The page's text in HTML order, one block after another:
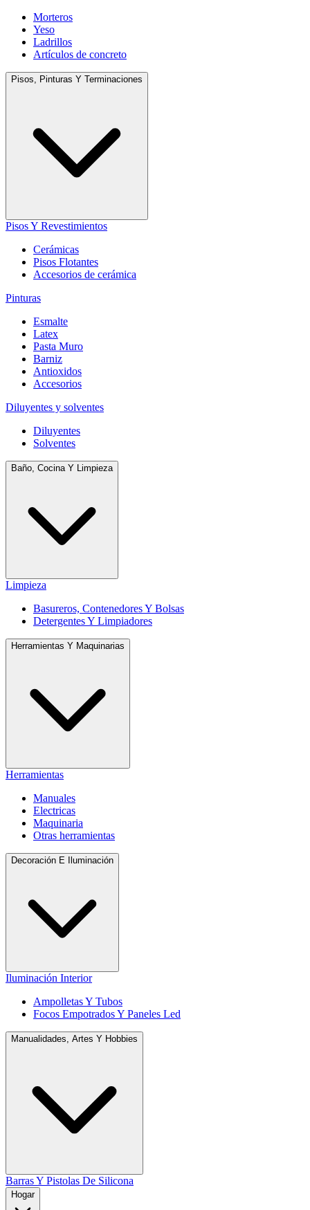
Morteros
Yeso
Ladrillos
Artículos de concreto
Pisos, Pinturas Y Terminaciones
Pisos Y Revestimientos
Cerámicas
Pisos Flotantes
Accesorios de cerámica
Pinturas
Esmalte
Latex
Pasta Muro
Barniz
Antioxidos
Accesorios
Diluyentes y solventes
Diluyentes
Solventes
Baño, Cocina Y Limpieza
Limpieza
Basureros, Contenedores Y Bolsas
Detergentes Y Limpiadores
Herramientas Y Maquinarias
Herramientas
Manuales
Electricas
Maquinaria
Otras herramientas
Decoración E Iluminación
Iluminación Interior
Ampolletas Y Tubos
Focos Empotrados Y Paneles Led
Manualidades, Artes Y Hobbies
Barras Y Pistolas De Silicona
Hogar